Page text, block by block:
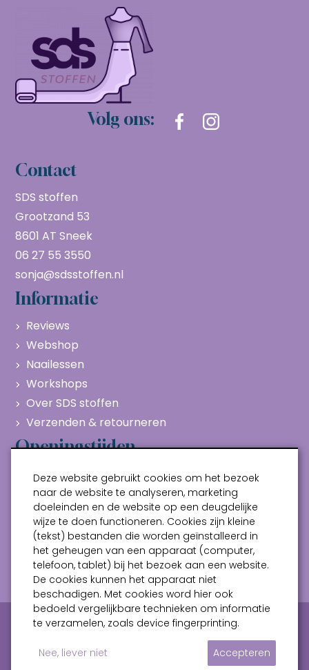
Volg ons:
Contact
SDS stoffen
Grootzand 53
8601 AT Sneek
06 27 55 3550
sonja@sdsstoffen.nl
Informatie
Reviews
Webshop
Naailessen
Workshops
Over SDS stoffen
Verzenden & retourneren
Openingstijden
Maandag
Gesloten
Dinsdag
10:00 - 17:00
Woensdag
10:00 - 17:00
Donderdag
10:00 - 17:00
Vrijdag
10:00 - 17:00
Zaterdag
10:00 - 17:00
Privacy verklaring
Algemene voorwaarden
Deze website gebruikt cookies om het bezoek
naar de website te analyseren, marketing
doeleinden en de website op een deugdelijke
wijze te doen functioneren. Cookies zijn kleine
(tekst) bestanden die worden geïnstalleerd in
het geheugen van een apparaat (computer,
telefoon, tablet) bij het bezoek aan een website.
De cookies kunnen het apparaat niet
beschadigen. Met cookies word hier ook
bedoeld vergelijkbare technieken om informatie
te verzamelen, zoals device fingerprinting.
Nee, liever niet Accepteren